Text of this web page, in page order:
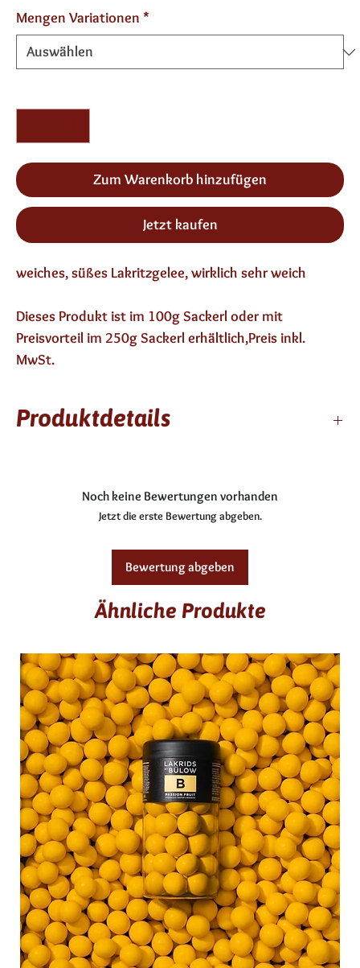
Mengen Variationen *
Zum Warenkorb hinzufügen
Jetzt kaufen
weiches, süßes Lakritzgelee, wirklich sehr weich
Dieses Produkt ist im 100g Sackerl oder mit
Preisvorteil im 250g Sackerl erhältlich,Preis inkl.
MwSt.
Produktdetails
Noch keine Bewertungen vorhanden
Jetzt die erste Bewertung abgeben.
Bewertung abgeben
Ähnliche Produkte